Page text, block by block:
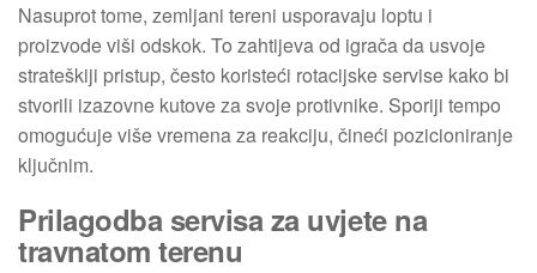
Nasuprot tome, zemljani tereni usporavaju loptu i
proizvode viši odskok. To zahtijeva od igrača da usvoje
strateškiji pristup, često koristeći rotacijske servise kako bi
stvorili izazovne kutove za svoje protivnike. Sporiji tempo
omogućuje više vremena za reakciju, čineći pozicioniranje
ključnim.
Prilagodba servisa za uvjete na
travnatom terenu